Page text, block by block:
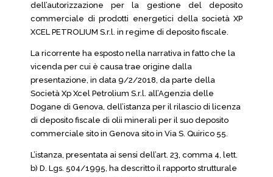
dell’autorizzazione per la gestione del deposito
commerciale di prodotti energetici della società XP
XCEL PETROLIUM S.r.l. in regime di deposito fiscale.
La ricorrente ha esposto nella narrativa in fatto che la
vicenda per cui è causa trae origine dalla
presentazione, in data 9/2/2018, da parte della
Società Xp Xcel Petrolium S.r.l. all’Agenzia delle
Dogane di Genova, dell’istanza per il rilascio di licenza
di deposito fiscale di olii minerali per il suo deposito
commerciale sito in Genova sito in Via S. Quirico 55.
L’istanza, presentata ai sensi dell’art. 23, comma 4, lett.
b) D. Lgs. 504/1995, ha descritto il rapporto strutturale